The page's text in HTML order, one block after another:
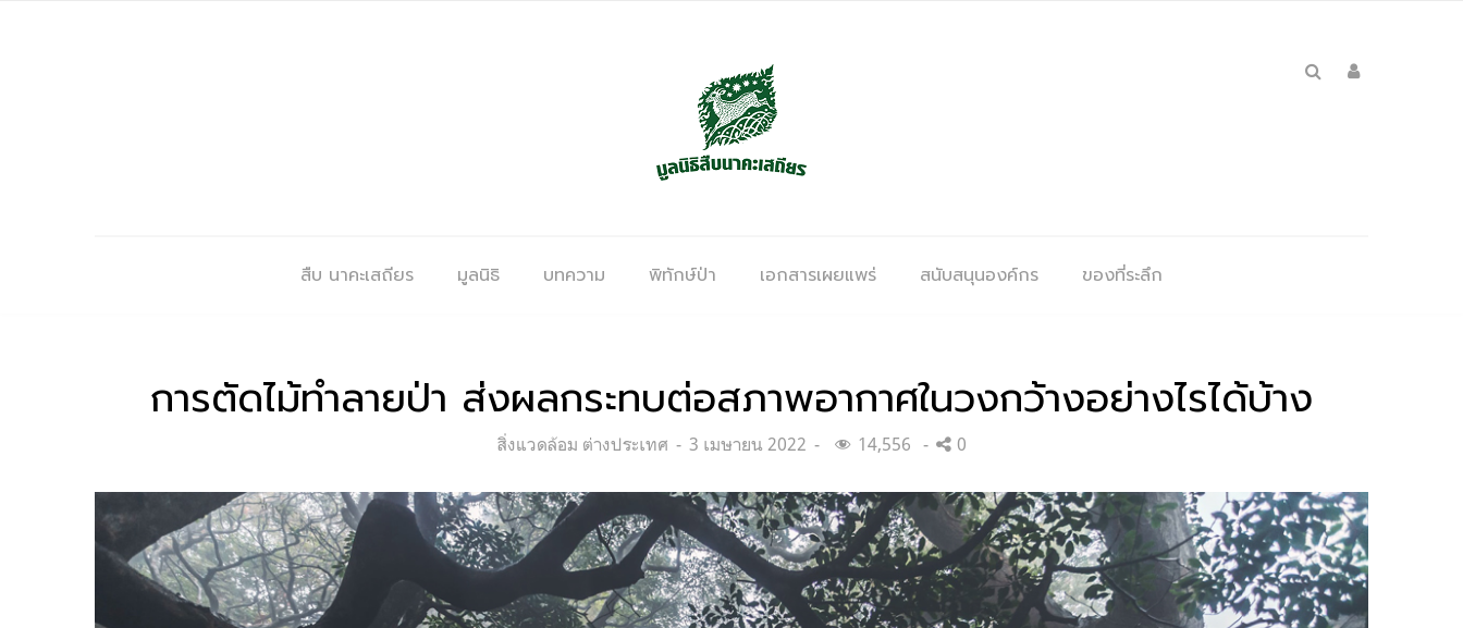
สืบ นาคะเสถียร มูลนิธิ บทความ พิทักษ์ป่า เอกสารเผยแพร่ สนับสนุนองค์กร ของที่ระลึก
การตัดไม้ทำลายป่า ส่งผลกระทบต่อสภาพอากาศในวงกว้างอย่างไรได้บ้าง
Categories:
สิ่งแวดล้อม ต่างประเทศ
Posted
3 เมษายน 2022 14,556 0